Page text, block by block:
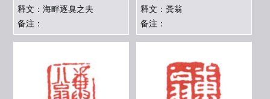
释文：海畔逐臭之夫
备注：
释文：粪翁
备注：